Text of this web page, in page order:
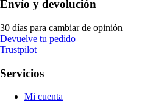
Envío y devolución
30 días para cambiar de opinión
Devuelve tu pedido
Trustpilot
Servicios
Mi cuenta